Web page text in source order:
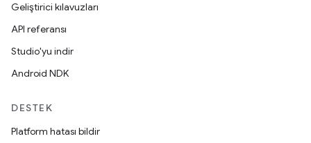
Geliştirici kılavuzları
API referansı
Studio'yu indir
Android NDK
DESTEK
Platform hatası bildir